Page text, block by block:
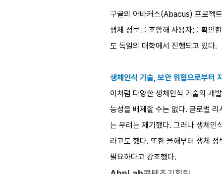
구글의 아바커스(Abacus) 프로젝
생체 정보를 조합해 사용자를 확인
도 독일의 대학에서 진행되고 있다.
생체인식 기술, 보안 위협으로부터
이처럼 다양한 생체인식 기술의 개
능성을 배제할 수는 없다. 글로벌
는 우려는 제기했다. 그러나 생체인
라고도 했다. 또한 올해부터 생체
필요하다고 강조했다.